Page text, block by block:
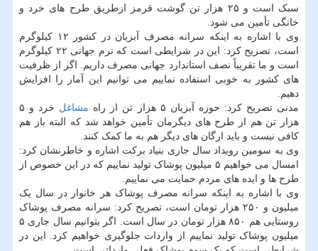
سبک است و ۲۵ هزار تن گوشت قرمز ازطریق طرح های خرد و
خانگی تأمین می شود.
وی با اشاره به اینکه سرانه مصرف آبزیان در کشور ۱۲ کیلوگرم
است، تصریح کرد: این در شرایطی است که نرم جهانی ۲۲ کیلوگرم
است و ما تقریباً نصف استاندارد جهانی مصرف داریم. اگر از ظرفیت
های کشور به خوبی استفاده نماییم می توانیم این آمار را افزایش
دهیم.
مدنی تصریح کرد: حوزه آبزیان ۵ هزار تن از راه
مشاغل
خرد و ۵
هزار تن هم از طرح های دیگرمان تأمین خواهد شد که البته باز هم
کافی نیست و باید ارگان های دیگر هم به ما کمک کنند.
وی به سومین رویداد سال جاری بنیاد برکت اشاره و خاطرنشان کرد:
امسال می خواهیم ۵ میلیون پوشاک تولید نماییم که در این خصوص از
طرح ها و ایده های مردم حمایت می نماییم.
وی با اشاره به اینکه سرانه مصرف پوشاک هر خانوار در سال یک
میلیون و ۲۵۰ هزار تومان است، تصریح کرد: سرانه مصرف پوشاک
روستایی هم ۸۵۰ هزار تومان در سال است. اگر بتوانیم سال جاری ۵
میلیون پوشاک تولید نماییم از واردات جلوگیری خواهیم کرد. این در